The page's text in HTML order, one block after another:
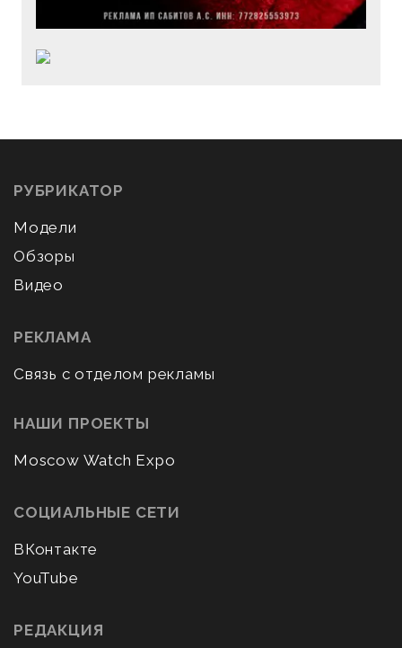
РУБРИКАТОР
Модели
Обзоры
Видео
РЕКЛАМА
Связь с отделом рекламы
НАШИ ПРОЕКТЫ
Moscow Watch Expo
СОЦИАЛЬНЫЕ СЕТИ
ВКонтакте
YouTube
РЕДАКЦИЯ